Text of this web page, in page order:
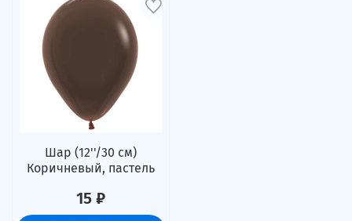
Шар (12''/30 см)
Коричневый, пастель
15 ₽